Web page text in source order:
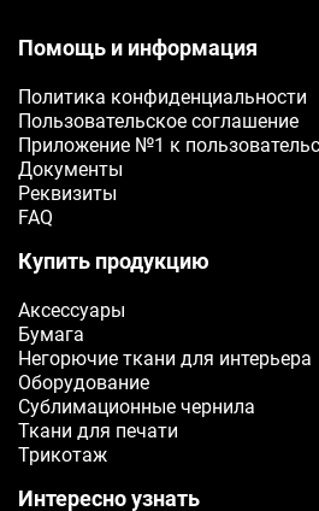
Помощь и информация
Политика конфиденциальности
Пользовательское соглашение
Приложение №1 к
Документы
Реквизиты
FAQ
Купить продукцию
Аксессуары
Бумага
Негорючие ткани для интерьера
Оборудование
Сублимационные чернила
Ткани для печати
Трикотаж
Интересно узнать